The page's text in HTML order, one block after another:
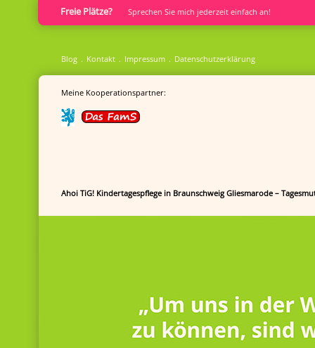
Freie Plätze? Sprech­en Sie mich jederzeit einfach an!
Blog Kontakt Impressum Datenschutzerklärung
Meine Kooperationspartner:
Ahoi TiG! Kindertagespflege in Braunschweig Gliesmarode –